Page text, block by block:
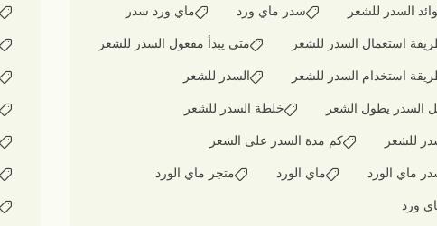
السدر للشعر سدر ماي ورد ماي ورد سدر
استعمال السدر للشعر متى يبدأ مفعول السدر للشعر
استخدام السدر للشعر السدر للشعر
السدر يطول الشعر خلطة السدر للشعر
للشعر كم مدة السدر على الشعر
ماي الورد ماي الورد متجر ماي الورد
ورد